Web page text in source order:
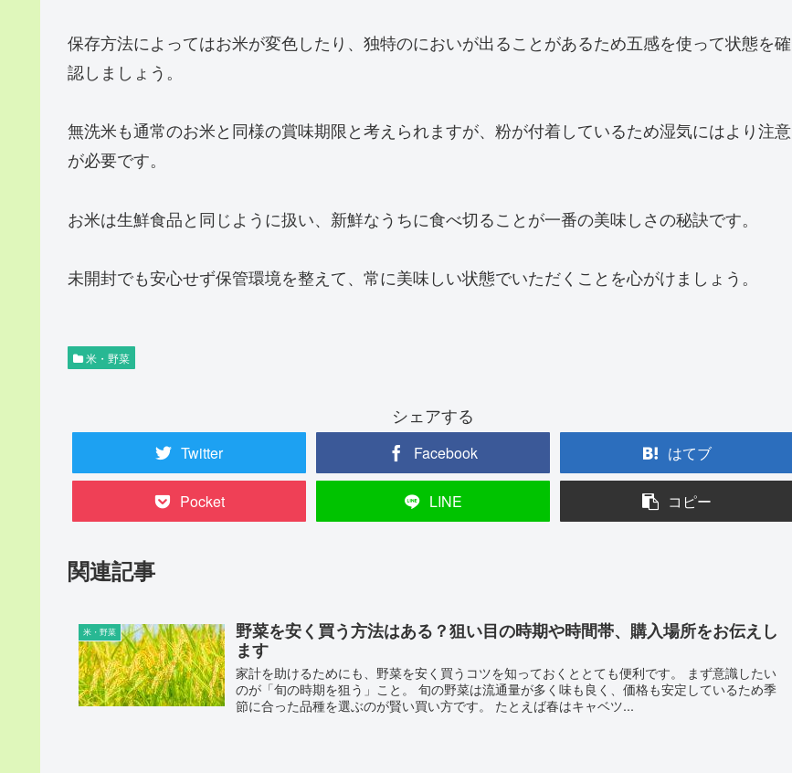
保存方法によってはお米が変色したり、独特のにおいが出ることがあるため五感を使って状態を確
認しましょう。
無洗米も通常のお米と同様の賞味期限と考えられますが、粉が付着しているため湿気にはより注意
が必要です。
お米は生鮮食品と同じように扱い、新鮮なうちに食べ切ることが一番の美味しさの秘訣です。
未開封でも安心せず保管環境を整えて、常に美味しい状態でいただくことを心がけましょう。
米・野菜
シェアする
Twitter Facebook はてブ
Pocket LINE コピー
関連記事
米・野菜
野菜を安く買う方法はある？狙い目の時期や時間帯、購入場所をお伝えし
ます
家計を助けるためにも、野菜を安く買うコツを知っておくととても便利です。 まず意識したい
のが「旬の時期を狙う」こと。 旬の野菜は流通量が多く味も良く、価格も安定しているため季
節に合った品種を選ぶのが賢い買い方です。 たとえば春はキャベツ...